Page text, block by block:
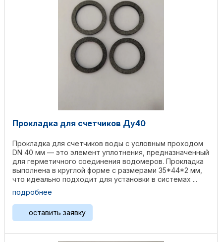
Прокладка для счетчиков Ду40
Прокладка для счетчиков воды с условным проходом
DN 40 мм — это элемент уплотнения, предназначенный
для герметичного соединения водомеров. Прокладка
выполнена в круглой форме с размерами 35*44*2 мм,
что идеально подходит для установки в системах ...
подробнее
оставить заявку